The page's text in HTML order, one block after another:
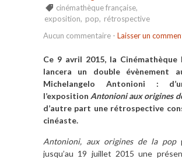
cinémathèque française,
exposition, pop, rétrospective
Aucun commentaire - Laisser un
Ce 9 avril 2015, la Cinémathèque
lancera un double évènement
Michelangelo Antonioni :
l’exposition Antonioni aux origines
d’autre part une rétrospective
cinéaste.
Antonioni, aux origines de la pop
jusqu’au 19 juillet 2015 une